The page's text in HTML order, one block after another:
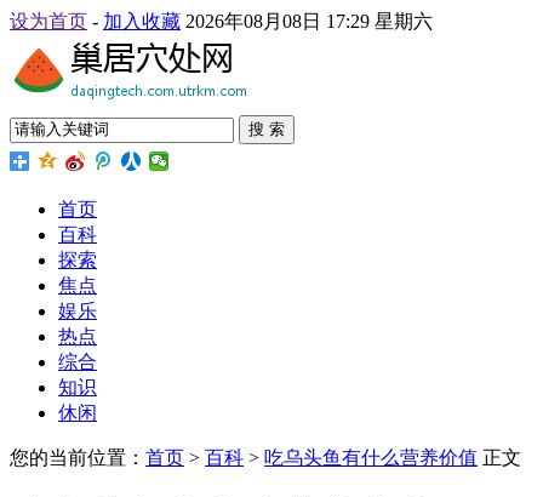
设为首页 - 加入收藏 2026年08月08日 17:29 星期六
搜 索
首页
百科
探索
焦点
娱乐
热点
综合
知识
休闲
您的当前位置： 首页 > 百科 > 吃乌头鱼有什么营养价值 正文